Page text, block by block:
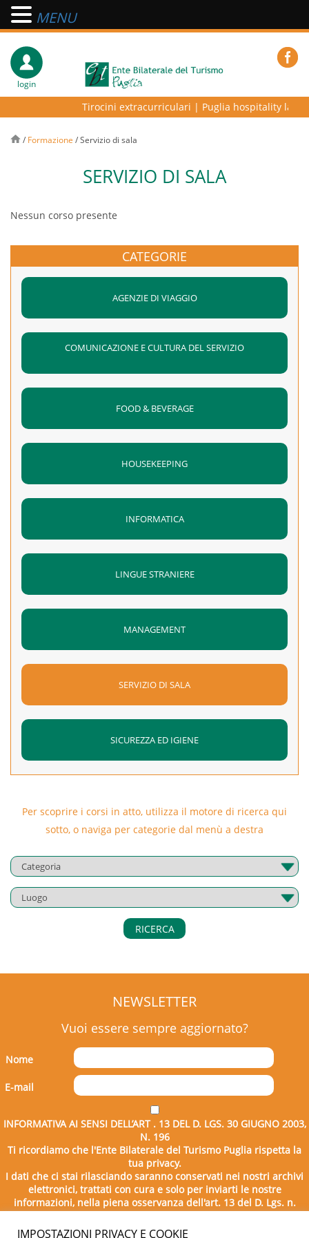
login
Tirocini extracurriculari|Puglia hospitality lab –
/ Formazione /Servizio di sala
SERVIZIO DI SALA
Nessun corso presente
CATEGORIE
AGENZIE DI VIAGGIO
COMUNICAZIONE E CULTURA DEL SERVIZIO
FOOD & BEVERAGE
HOUSEKEEPING
INFORMATICA
LINGUE STRANIERE
MANAGEMENT
SERVIZIO DI SALA
SICUREZZA ED IGIENE
Per scoprire i corsi in atto, utilizza il motore di ricerca qui
sotto, o naviga per categorie dal menù a destra
RICERCA
NEWSLETTER
Vuoi essere sempre aggiornato?
Nome
E-mail
INFORMATIVA AI SENSI DELL’ART . 13 DEL D. LGS. 30 GIUGNO 2003,
N. 196
Ti ricordiamo che l'Ente Bilaterale del Turismo Puglia rispetta la
tua privacy.
I dati che ci stai rilasciando saranno conservati nei nostri archivi
elettronici, trattati con cura e solo per inviarti le nostre
informazioni, nella piena osservanza dell'art. 13 del D. Lgs. n.
196/2003.
IMPOSTAZIONI PRIVACY E COOKIE
MENU